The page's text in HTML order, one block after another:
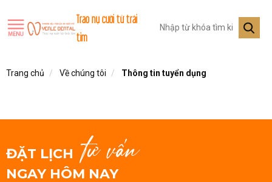
Trao nụ cười từ trái
tim
Trang chủ Về chúng tôi Thông tin tuyển dụng
ĐẶT LỊCH tư vấn
NGAY HÔM NAY